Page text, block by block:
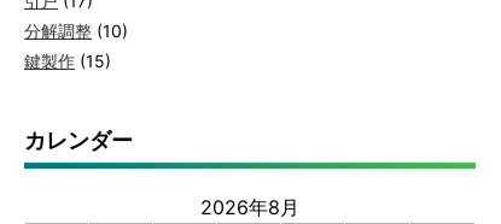
分解調整 (10)
鍵製作 (15)
カレンダー
2026年8月